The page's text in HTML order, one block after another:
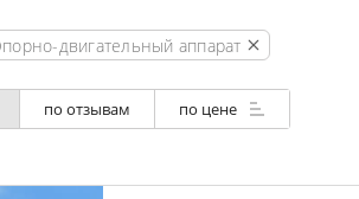
двигательный аппарат
по отзывам по цене